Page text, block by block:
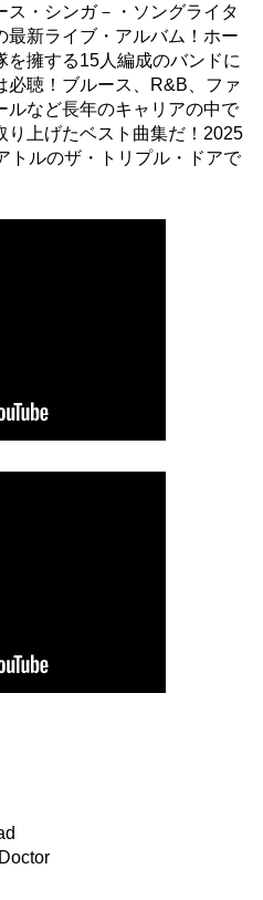
・シンガ－・ソングライタ
最新ライブ・アルバム！ホー
を擁する15人編成のバンドに
必聴！ブルース、R&B、ファ
ルなど長年のキャリアの中で
り上げたベスト曲集だ！2025
トルのザ・トリプル・ドアで